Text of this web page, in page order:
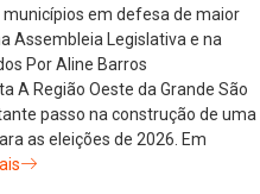
em defesa de maior
Assembleia Legislativa e na
Por Aline Barros
A Região Oeste da Grande São
passo na construção de uma
as eleições de 2026. Em